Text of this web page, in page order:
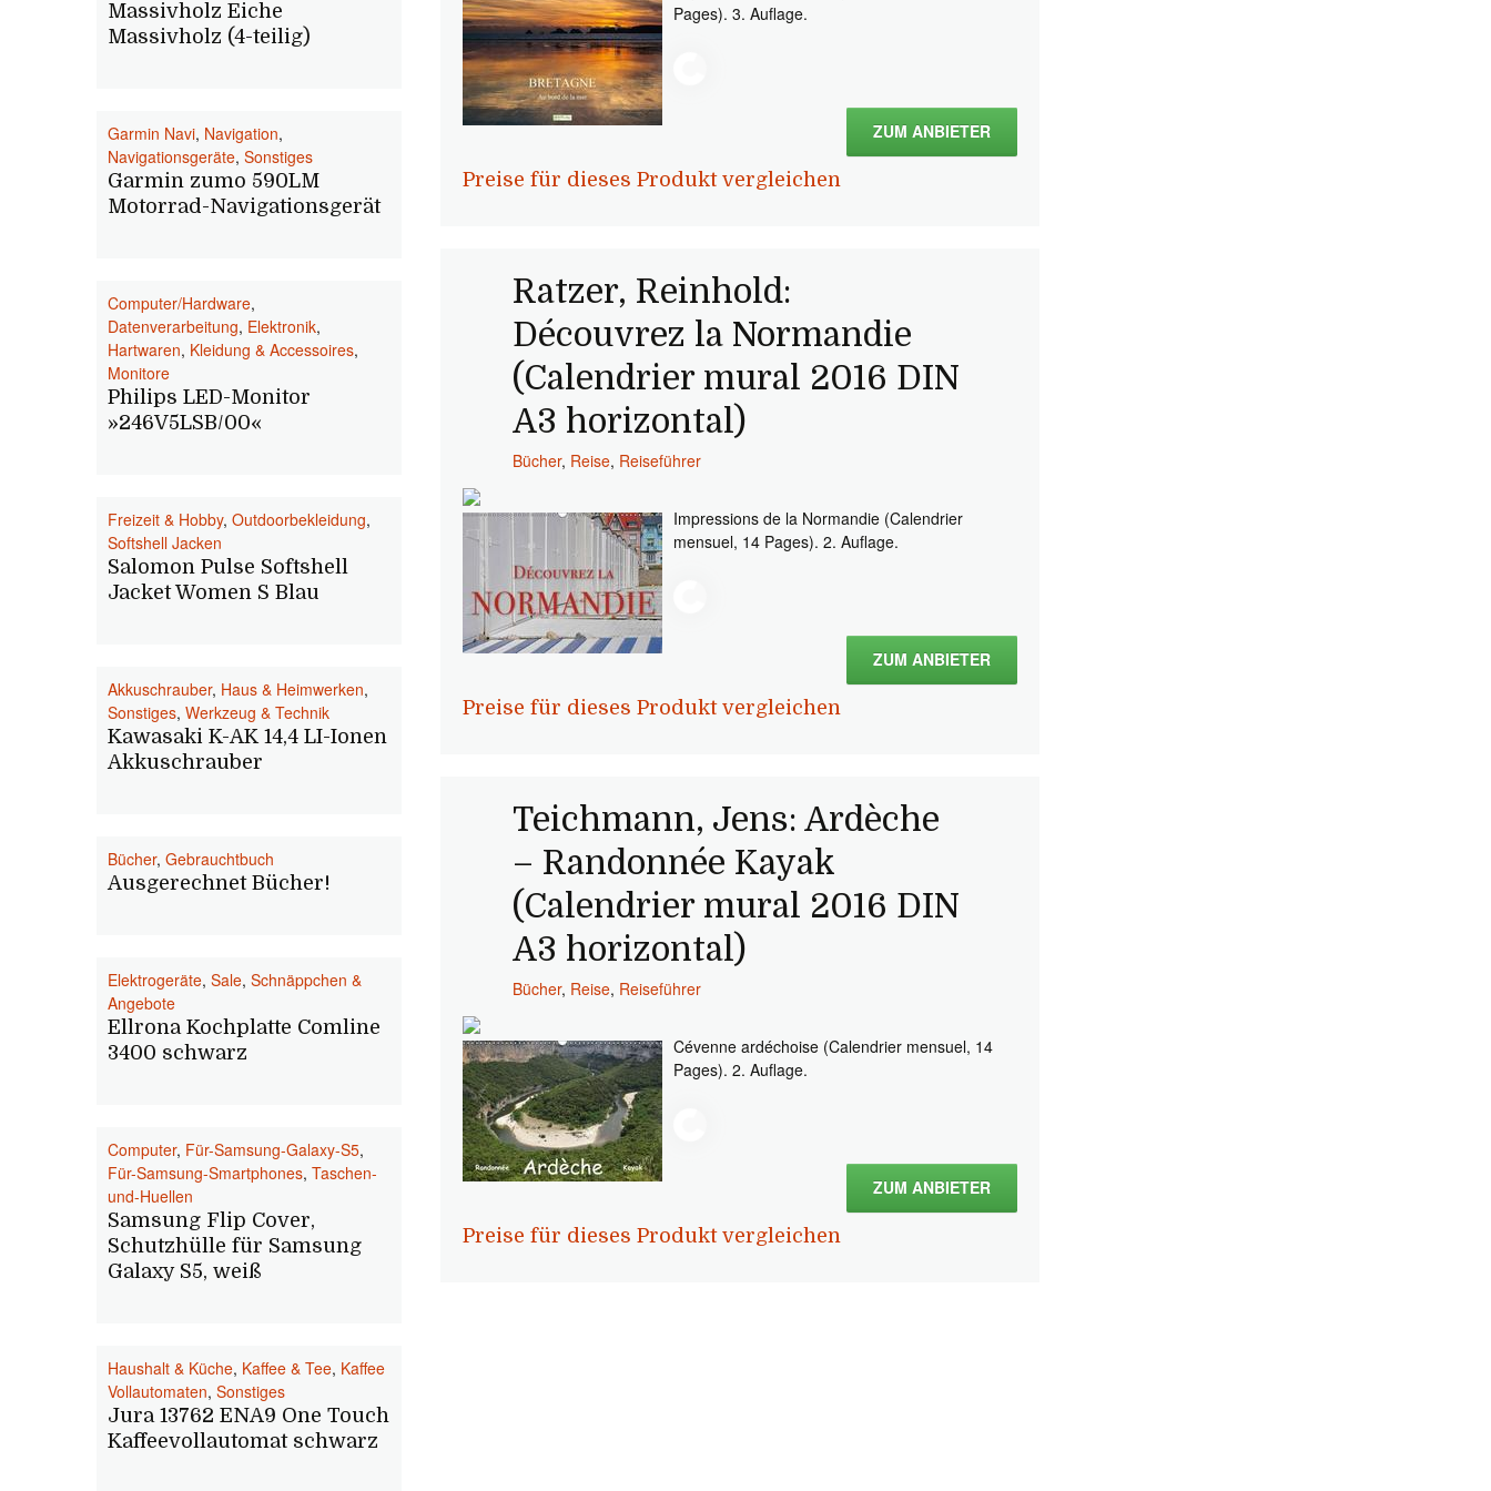
Pages). 3. Auflage.
ZUM ANBIETER
Preise für dieses Produkt vergleichen
Ratzer, Reinhold:
Découvrez la Normandie
(Calendrier mural 2016 DIN
A3 horizontal)
Bücher, Reise, Reiseführer
Impressions de la Normandie (Calendrier
mensuel, 14 Pages). 2. Auflage.
ZUM ANBIETER
Preise für dieses Produkt vergleichen
Teichmann, Jens: Ardèche
– Randonnée Kayak
(Calendrier mural 2016 DIN
A3 horizontal)
Bücher, Reise, Reiseführer
Cévenne ardéchoise (Calendrier mensuel, 14
Pages). 2. Auflage.
ZUM ANBIETER
Preise für dieses Produkt vergleichen
Massivholz Eiche
Massivholz (4-teilig)
Garmin Navi, Navigation,
Navigationsgeräte, Sonstiges
Garmin zumo 590LM
Motorrad-Navigationsgerät
Computer/Hardware,
Datenverarbeitung, Elektronik,
Hartwaren, Kleidung & Accessoires,
Monitore
Philips LED-Monitor
»246V5LSB/00«
Freizeit & Hobby, Outdoorbekleidung,
Softshell Jacken
Salomon Pulse Softshell
Jacket Women S Blau
Akkuschrauber, Haus & Heimwerken,
Sonstiges, Werkzeug & Technik
Kawasaki K-AK 14,4 LI-Ionen
Akkuschrauber
Bücher, Gebrauchtbuch
Ausgerechnet Bücher!
Elektrogeräte, Sale, Schnäppchen &
Angebote
Ellrona Kochplatte Comline
3400 schwarz
Computer, Für-Samsung-Galaxy-S5,
Für-Samsung-Smartphones, Taschen-
und-Huellen
Samsung Flip Cover,
Schutzhülle für Samsung
Galaxy S5, weiß
Haushalt & Küche, Kaffee & Tee, Kaffee
Vollautomaten, Sonstiges
Jura 13762 ENA9 One Touch
Kaffeevollautomat schwarz